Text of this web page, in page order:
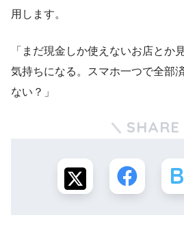
用します。
「まだ現金しか使えないお店とか
気持ちになる。スマホ一つで全部
ない？」
SHARE